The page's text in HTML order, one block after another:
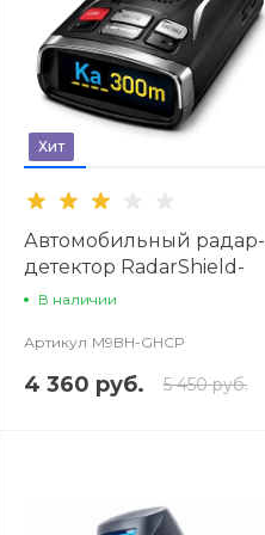
Хит
Автомобильный радар-
детектор RadarShield-
705GVS
В наличии
Артикул M9BH-GHCP
4 360 руб. 5 450 руб.